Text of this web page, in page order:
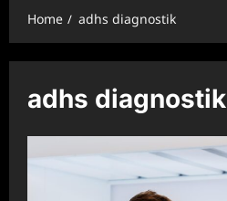
Home adhs diagnostik
adhs diagnostik